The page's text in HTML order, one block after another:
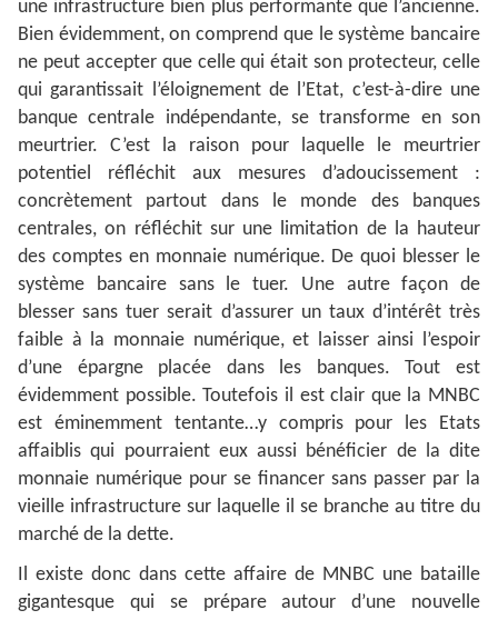
une infrastructure bien plus performante que l’ancienne.
Bien évidemment, on comprend que le système bancaire
ne peut accepter que celle qui était son protecteur, celle
qui garantissait l’éloignement de l’Etat, c’est-à-dire une
banque centrale indépendante, se transforme en son
meurtrier. C’est la raison pour laquelle le meurtrier
potentiel réfléchit aux mesures d’adoucissement :
concrètement partout dans le monde des banques
centrales, on réfléchit sur une limitation de la hauteur
des comptes en monnaie numérique. De quoi blesser le
système bancaire sans le tuer. Une autre façon de
blesser sans tuer serait d’assurer un taux d’intérêt très
faible à la monnaie numérique, et laisser ainsi l’espoir
d’une épargne placée dans les banques. Tout est
évidemment possible. Toutefois il est clair que la MNBC
est éminemment tentante…y compris pour les Etats
affaiblis qui pourraient eux aussi bénéficier de la dite
monnaie numérique pour se financer sans passer par la
vieille infrastructure sur laquelle il se branche au titre du
marché de la dette.
Il existe donc dans cette affaire de MNBC une bataille
gigantesque qui se prépare autour d’une nouvelle